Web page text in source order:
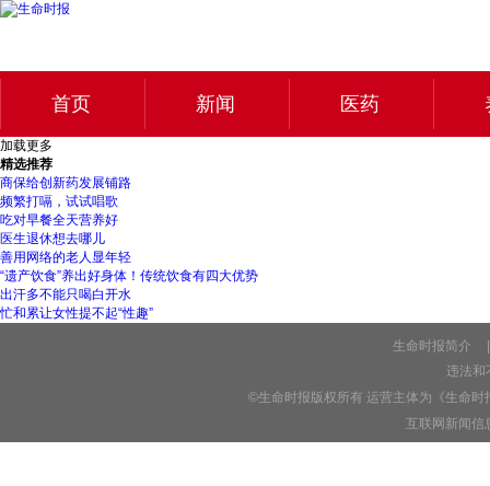
首页 新闻 医药
加载更多
精选推荐
商保给创新药发展铺路
频繁打嗝，试试唱歌
吃对早餐全天营养好
医生退休想去哪儿
善用网络的老人显年轻
“遗产饮食”养出好身体！传统饮食有四大优势
出汗多不能只喝白开水
忙和累让女性提不起“性趣”
生命时报简介
违法和
©生命时报版权所有 运营主体为《生命
互联网新闻信